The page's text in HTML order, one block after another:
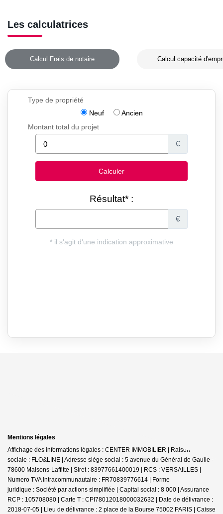
Les calculatrices
Calcul Frais de notaire Calcul capacité
Mentions légales
Affichage des informations légales : CENTER IMMOBILIER | Raison
sociale : FLO&LINE | Adresse siège social : 5 avenue du Général de Gaulle -
78600 Maisons-Laffitte | Siret : 83977661400019 | RCS : VERSAILLES |
Numero TVA Intracommunautaire : FR70839776614 | Forme
juridique : Société par actions simplifiée | Capital social : 8 000 | Assurance
RCP : 105708080 | Carte T : CPI78012018000032632 | Date de délivrance :
2018-07-05 | Lieu de délivrance : 2 place de la Bourse 75002 PARIS | Caisse